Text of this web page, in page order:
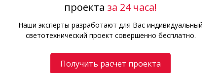
проекта за 24 часа!
Наши эксперты разработают для Вас индивидуальный
светотехнический проект совершенно бесплатно.
Получить расчет проекта